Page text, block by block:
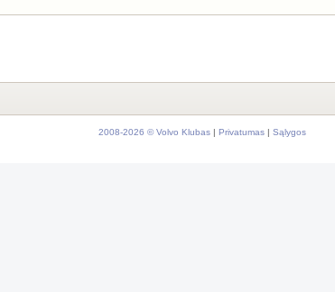
2008-2026 © Volvo Klubas | Privatumas | Sąlygos